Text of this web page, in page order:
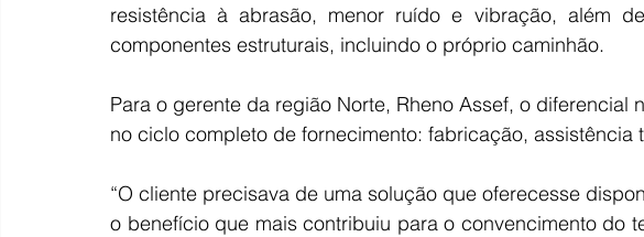
resistência à abrasão, menor ruído e vibração, além
componentes estruturais, incluindo o próprio caminhão.
Para o gerente da região Norte, Rheno Assef, o diferencial
no ciclo completo de fornecimento: fabricação, assistência
“O cliente precisava de uma solução que oferecesse
o benefício que mais contribuiu para o convencimento do